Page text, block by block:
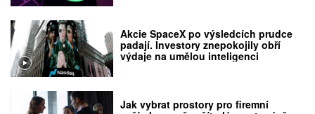
Akcie SpaceX po výsledcích prudce
padají. Investory znepokojily obří
výdaje na umělou inteligenci
Jak vybrat prostory pro firemní